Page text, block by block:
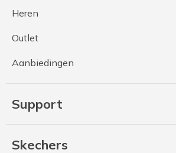
Heren
Outlet
Aanbiedingen
Support
Skechers